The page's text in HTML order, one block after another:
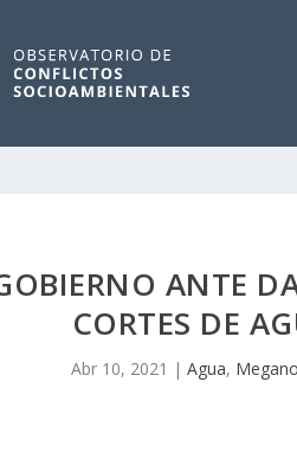
ANTE
CORTES DE
Abr 10, 2021 | Agua,